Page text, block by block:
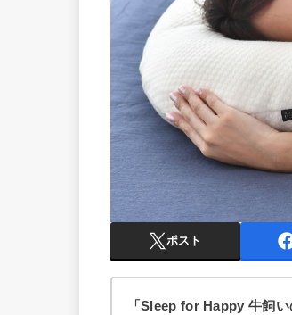
ポスト
「Sleep for Happy 牛飼